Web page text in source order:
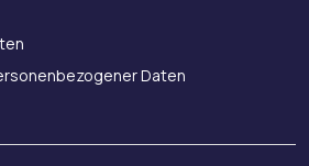
Daten